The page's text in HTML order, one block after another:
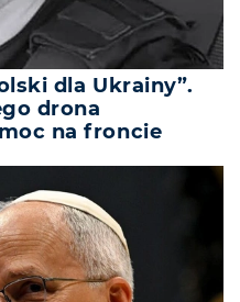
dla Ukrainy”.
drona
na froncie